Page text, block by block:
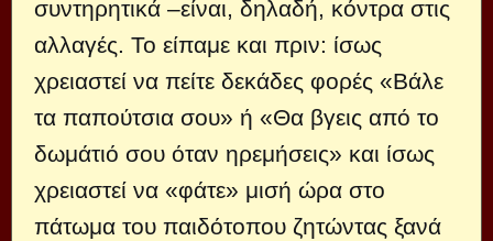
συντηρητικά –είναι, δηλαδή, κόντρα στις
αλλαγές. Το είπαμε και πριν: ίσως
χρειαστεί να πείτε δεκάδες φορές «Βάλε
τα παπούτσια σου» ή «Θα βγεις από το
δωμάτιό σου όταν ηρεμήσεις» και ίσως
χρειαστεί να «φάτε» μισή ώρα στο
πάτωμα του παιδότοπου ζητώντας ξανά